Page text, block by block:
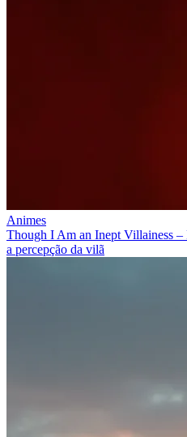
Animes
Though I Am an Inept Villainess
a percepção da vilã